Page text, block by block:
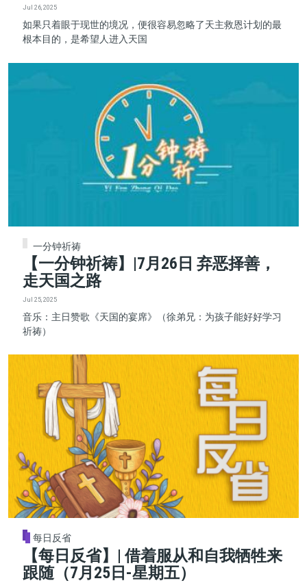
Jul 26, 2025
如果只着眼于现世的境况，便很容易忽略了天主救恩计划的最
根本目的，是希望人进入天国
一分钟祈祷
【一分钟祈祷】|7月26日 弃恶择善，
走天国之路
Jul 25, 2025
音乐：主日赞歌《天国的宴席》（徐弟兄：为孩子能好好学习
祈祷）
每日反省
【每日反省】| 借着服从和自我牺牲来
跟随（7月25日-星期五）